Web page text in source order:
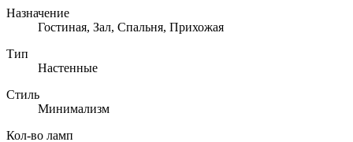
Назначение
Гостиная, Зал, Спальня, Прихожая
Тип
Настенные
Стиль
Минимализм
Кол-во ламп